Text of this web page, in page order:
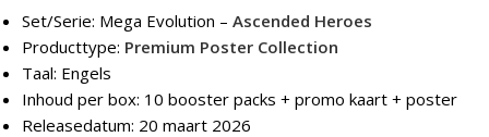
Set/Serie: Mega Evolution – Ascended Heroes
Producttype: Premium Poster Collection
Taal: Engels
Inhoud per box: 10 booster packs + promo kaart + poster
Releasedatum: 20 maart 2026